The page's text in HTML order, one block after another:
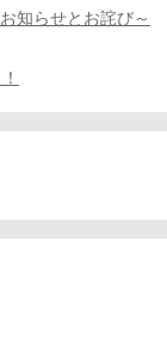
知らせとお詫び～